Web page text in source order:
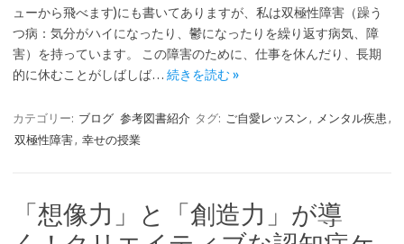
ューから飛べます)にも書いてありますが、私は双極性障害（躁う
つ病：気分がハイになったり、鬱になったりを繰り返す病気、障
害）を持っています。 この障害のために、仕事を休んだり、長期
的に休むことがしばしば… 続きを読む »
カテゴリー: ブログ 参考図書紹介 タグ: ご自愛レッスン , メンタル疾患 ,
双極性障害, 幸せの授業
「想像力」と「創造力」が導